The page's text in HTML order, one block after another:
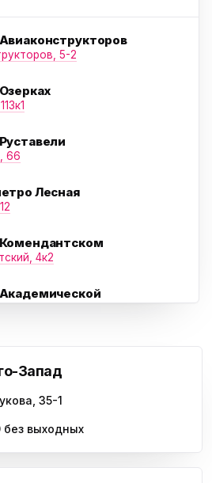
5-2
66
Лесная
4к2
35
Запад
35-1
без выходных